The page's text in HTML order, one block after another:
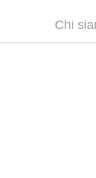
Chi